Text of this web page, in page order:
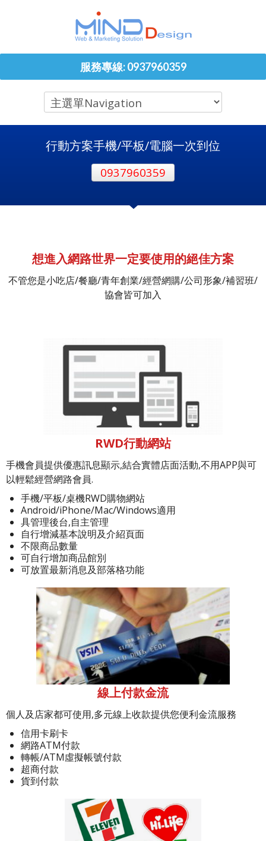
服務專線: 0937960359
行動方案手機/平板/電腦一次到位
0937960359
想進入網路世界一定要使用的絕佳方案
不管您是小吃店/餐廳/青年創業/經營網購/公司形象/補習班/
協會皆可加入
RWD行動網站
手機會員提供優惠訊息顯示,結合實體店面活動,不用APP與可
以輕鬆經營網路會員.
手機/平板/桌機RWD購物網站
Android/iPhone/Mac/Windows適用
具管理後台,自主管理
自行增減基本說明及介紹頁面
不限商品數量
可自行增加商品館別
可放置最新消息及部落格功能
線上付款金流
個人及店家都可使用,多元線上收款提供您便利金流服務
信用卡刷卡
網路ATM付款
轉帳/ATM虛擬帳號付款
超商付款
貨到付款